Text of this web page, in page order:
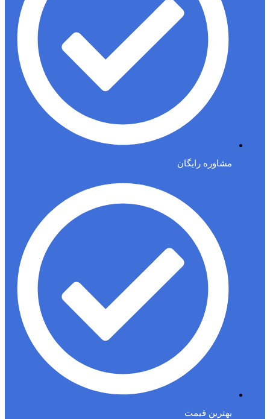
مشاوره رایگان
بهترین قیمت